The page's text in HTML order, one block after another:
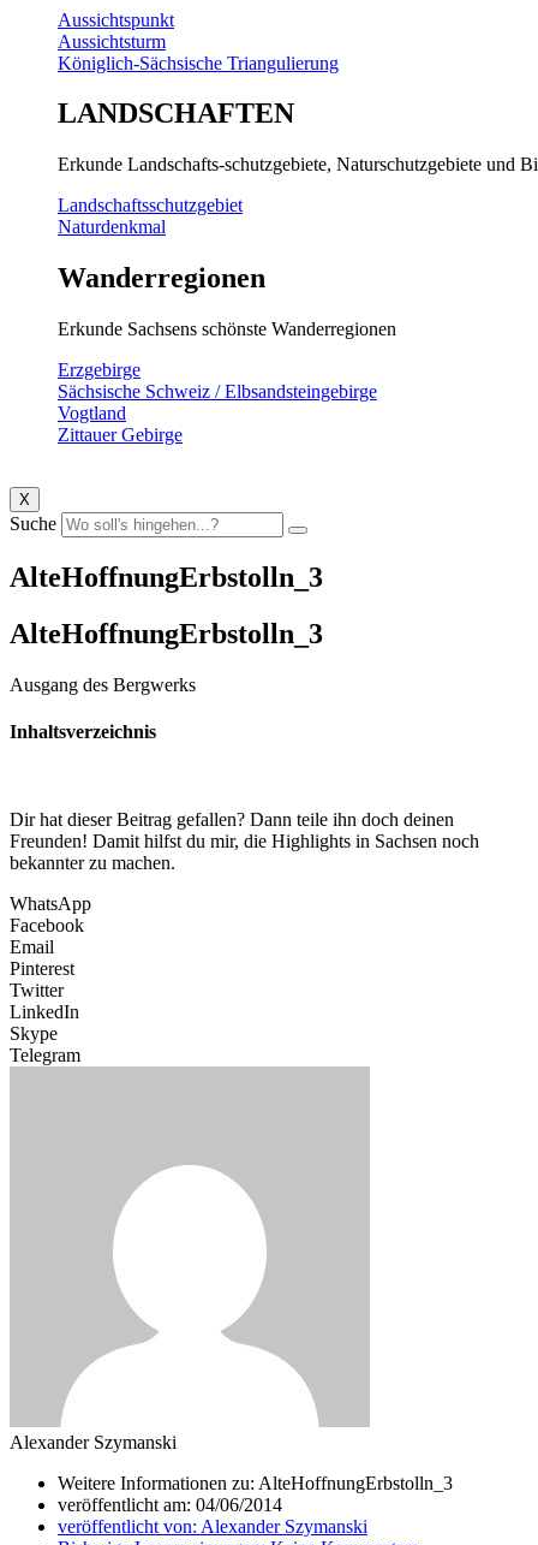
Aussichtspunkt
Aussichtsturm
Königlich-Sächsische Triangulierung
LANDSCHAFTEN
Erkunde Landschafts-schutzgebiete, Naturschutzgebiete und
Landschaftsschutzgebiet
Naturdenkmal
Wanderregionen
Erkunde Sachsens schönste Wanderregionen
Erzgebirge
Sächsische Schweiz / Elbsandsteingebirge
Vogtland
Zittauer Gebirge
X
Suche
AlteHoffnungErbstolln_3
AlteHoffnungErbstolln_3
Ausgang des Bergwerks
Inhaltsverzeichnis
Dir hat dieser Beitrag gefallen? Dann teile ihn doch deinen
Freunden! Damit hilfst du mir, die Highlights in Sachsen noch
bekannter zu machen.
WhatsApp
Facebook
Email
Pinterest
Twitter
LinkedIn
Skype
Telegram
Alexander Szymanski
Weitere Informationen zu: AlteHoffnungErbstolln_3
veröffentlicht am: 04/06/2014
veröffentlicht von: Alexander Szymanski